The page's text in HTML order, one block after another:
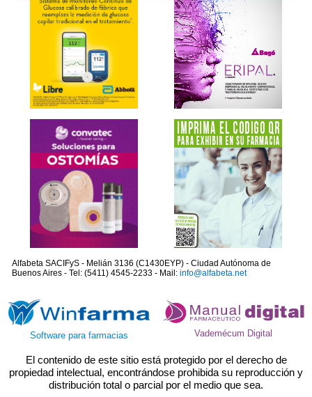
Alfabeta SACIFyS - Melián 3136 (C1430EYP) - Ciudad Autónoma de
Buenos Aires - Tel: (5411) 4545-2233 - Mail: info@alfabeta.net
Software para farmacias Vademécum Digital
El contenido de este sitio está protegido por el derecho de
propiedad intelectual, encontrándose prohibida su reproducción y
distribución total o parcial por el medio que sea.